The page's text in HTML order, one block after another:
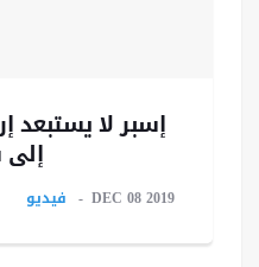
إسبر لا يستبعد
إلى
DEC 08 2019 فيديو